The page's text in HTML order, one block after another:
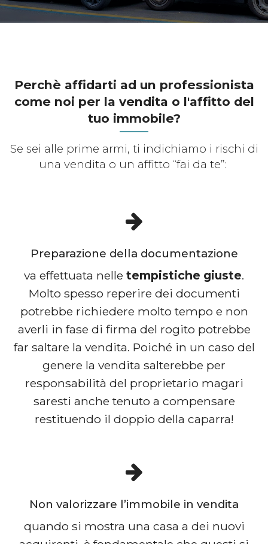
Perchè affidarti ad un professionista
come noi per la vendita o l'affitto del
tuo immobile?
Se sei alle prime armi, ti indichiamo i rischi di
una vendita o un affitto “fai da te”:
Preparazione della documentazione
va effettuata nelle tempistiche giuste.
Molto spesso reperire dei documenti
potrebbe richiedere molto tempo e non
averli in fase di firma del rogito potrebbe
far saltare la vendita. Poiché in un caso del
genere la vendita salterebbe per
responsabilità del proprietario magari
saresti anche tenuto a compensare
restituendo il doppio della caparra!
Non valorizzare l’immobile in vendita
quando si mostra una casa a dei nuovi